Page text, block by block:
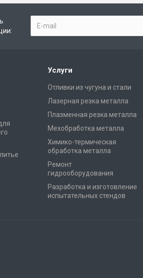
Услуги
Отливки из чугуна и стали
Лазерная резка металла
Плазменная резка металла
Мехобработка металла
Химико-термическая
обработка металла
Ремонт
гидрооборудования
Разработка и изготовление
испытательных стендов